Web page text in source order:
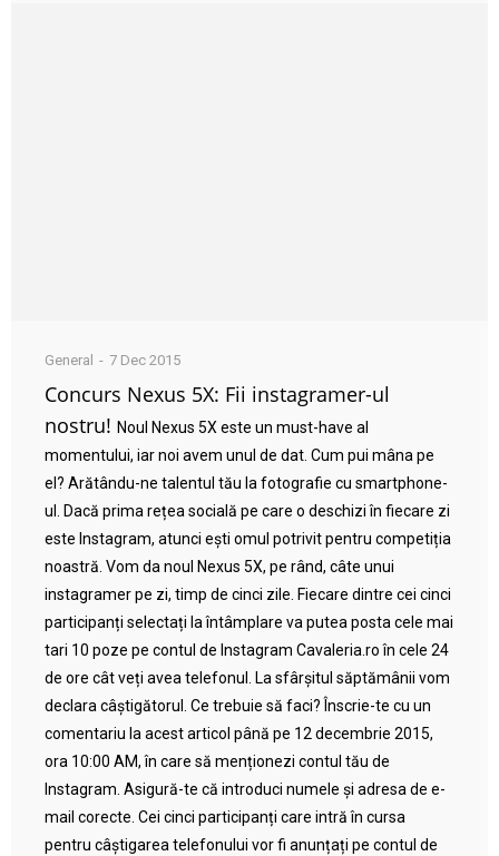
General 7 Dec 2015
Concurs Nexus 5X: Fii instagramer-ul
nostru! Noul Nexus 5X este un must-have al
momentului, iar noi avem unul de dat. Cum pui mâna pe
el? Arătându-ne talentul tău la fotografie cu smartphone-
ul. Dacă prima rețea socială pe care o deschizi în fiecare zi
este Instagram, atunci ești omul potrivit pentru competiția
noastră. Vom da noul Nexus 5X, pe rând, câte unui
instagramer pe zi, timp de cinci zile. Fiecare dintre cei cinci
participanți selectați la întâmplare va putea posta cele mai
tari 10 poze pe contul de Instagram Cavaleria.ro în cele 24
de ore cât veți avea telefonul. La sfârșitul săptămânii vom
declara câștigătorul. Ce trebuie să faci? Înscrie-te cu un
comentariu la acest articol până pe 12 decembrie 2015,
ora 10:00 AM, în care să menționezi contul tău de
Instagram. Asigură-te că introduci numele și adresa de e-
mail corecte. Cei cinci participanți care intră în cursa
pentru câștigarea telefonului vor fi anunțați pe contul de